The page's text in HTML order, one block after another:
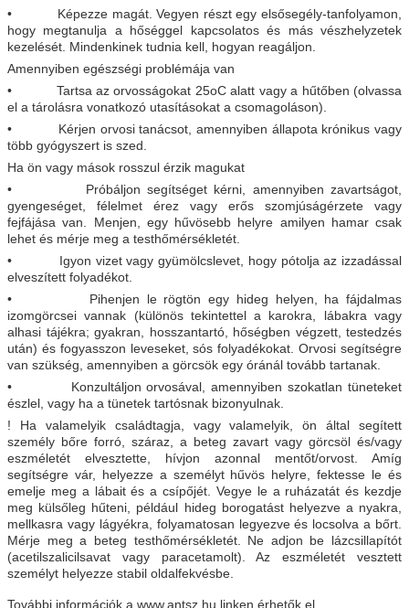
• Képezze magát. Vegyen részt egy elsősegély-tanfolyamon,
hogy megtanulja a hőséggel kapcsolatos és más vészhelyzetek
kezelését. Mindenkinek tudnia kell, hogyan reagáljon.
Amennyiben egészségi problémája van
• Tartsa az orvosságokat 25oC alatt vagy a hűtőben (olvassa
el a tárolásra vonatkozó utasításokat a csomagoláson).
• Kérjen orvosi tanácsot, amennyiben állapota krónikus vagy
több gyógyszert is szed.
Ha ön vagy mások rosszul érzik magukat
• Próbáljon segítséget kérni, amennyiben zavartságot,
gyengeséget, félelmet érez vagy erős szomjúságérzete vagy
fejfájása van. Menjen, egy hűvösebb helyre amilyen hamar csak
lehet és mérje meg a testhőmérsékletét.
• Igyon vizet vagy gyümölcslevet, hogy pótolja az izzadással
elveszített folyadékot.
• Pihenjen le rögtön egy hideg helyen, ha fájdalmas
izomgörcsei vannak (különös tekintettel a karokra, lábakra vagy
alhasi tájékra; gyakran, hosszantartó, hőségben végzett, testedzés
után) és fogyasszon leveseket, sós folyadékokat. Orvosi segítségre
van szükség, amennyiben a görcsök egy óránál tovább tartanak.
• Konzultáljon orvosával, amennyiben szokatlan tüneteket
észlel, vagy ha a tünetek tartósnak bizonyulnak.
! Ha valamelyik családtagja, vagy valamelyik, ön által segített
személy bőre forró, száraz, a beteg zavart vagy görcsöl és/vagy
eszméletét elvesztette, hívjon azonnal mentőt/orvost. Amíg
segítségre vár, helyezze a személyt hűvös helyre, fektesse le és
emelje meg a lábait és a csípőjét. Vegye le a ruházatát és kezdje
meg külsőleg hűteni, például hideg borogatást helyezve a nyakra,
mellkasra vagy lágyékra, folyamatosan legyezve és locsolva a bőrt.
Mérje meg a beteg testhőmérsékletét. Ne adjon be lázcsillapítót
(acetilszalicilsavat vagy paracetamolt). Az eszméletét vesztett
személyt helyezze stabil oldalfekvésbe.
További információk a www.antsz.hu linken érhetők el.